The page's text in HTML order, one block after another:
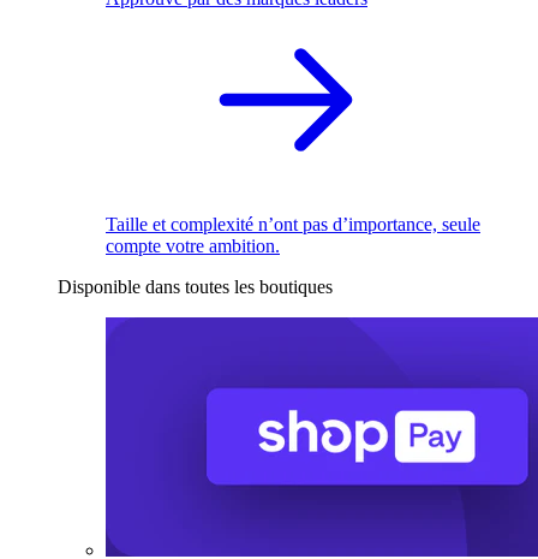
Taille et complexité n’ont pas d’importance, seule
compte votre ambition.
Disponible dans toutes les boutiques